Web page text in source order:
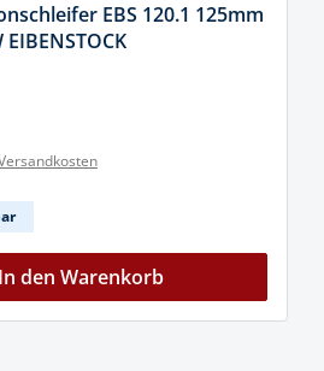
EBS 120.1 125mm
In den Warenkorb